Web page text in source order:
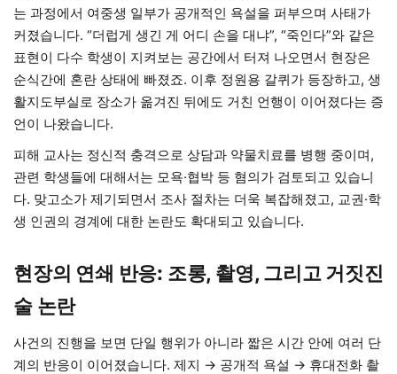
는 과정에서 여중생 일부가 공개적인 욕설을 퍼부으며 사태가
커졌습니다. “더럽게 생긴 게 어디 손을 대냐”, “죽인다”와 같은
표현이 다수 학생이 지켜보는 공간에서 터져 나오면서 현장은
순식간에 혼란 상태에 빠졌죠. 이후 정원용 갈퀴가 등장하고, 생
활지도부실로 장소가 옮겨진 뒤에도 거친 언행이 이어졌다는 증
언이 나왔습니다.
피해 교사는 정신적 충격으로 상담과 약물치료를 병행 중이며,
관련 학생들에 대해서는 모욕·협박 등 혐의가 검토되고 있습니
다. 맞고소가 제기되면서 조사 절차는 더욱 복잡해졌고, 교권·학
생 인권의 경계에 대한 논란도 확대되고 있습니다.
현장의 연쇄 반응: 조롱, 촬영, 그리고 거짓진
술 논란
사건의 진행을 보면 단일 행위가 아니라 짧은 시간 안에 여러 단
계의 반응이 이어졌습니다. 제지 → 공개적 욕설 → 휴대전화 촬